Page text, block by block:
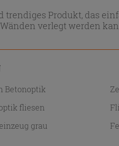
Produkt, das
verlegt werden
Betonoptik
fliesen
grau